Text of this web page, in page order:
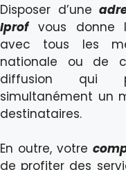
Disposer d’une
Iprofvous donne
avec tous les
nationale ou de
diffusion qui
simultanément un
destinataires.
En outre, votre
de profiter des